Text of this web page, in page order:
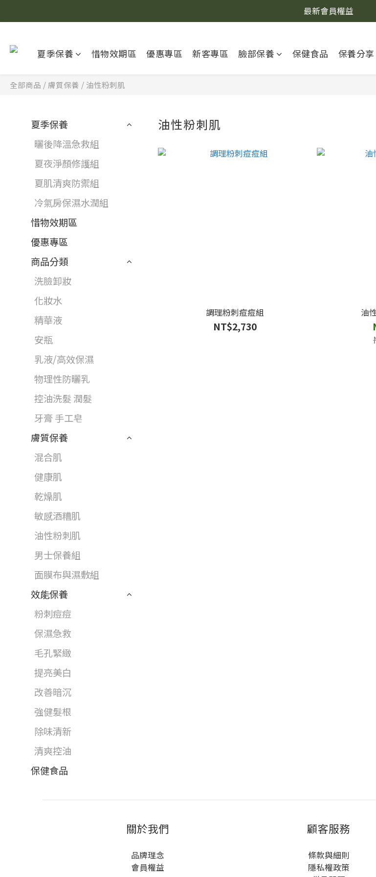
最新會員權益
夏季保養 惜物效期區 優惠專區 新客專區 臉部保養 保健食品 保養分享
全部商品 / 膚質保養 / 油性粉刺肌
夏季保養
曬後降溫急救組
夏夜淨顏修護組
夏肌清爽防禦組
冷氣房保濕水潤組
惜物效期區
優惠專區
商品分類
洗臉卸妝
化妝水
精華液
安瓶
乳液/高效保濕
物理性防曬乳
控油洗髮 潤髮
牙膏 手工皂
膚質保養
混合肌
健康肌
乾燥肌
敏感酒糟肌
油性粉刺肌
男士保養組
面膜布與濕敷組
效能保養
粉刺痘痘
保濕急救
毛孔緊緻
提亮美白
改善暗沉
強健髮根
除味清新
清爽控油
保健食品
油性粉刺肌
調理粉刺痘痘組
NT$2,730
油
關於我們
品牌理念
會員權益
顧客服務
條款與細則
隱私權政策